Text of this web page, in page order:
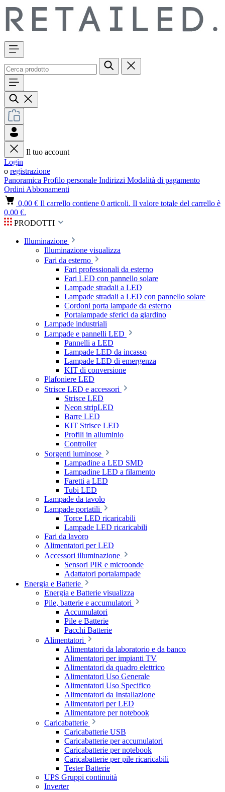
Il tuo account
Login
o registrazione
Panoramica Profilo personale Indirizzi Modalità di pagamento
Ordini Abbonamenti
0,00 € Il carrello contiene 0 articoli. Il valore totale del carrello è
0,00 €.
PRODOTTI
Illuminazione
Illuminazione visualizza
Fari da esterno
Fari professionali da esterno
Fari LED con pannello solare
Lampade stradali a LED
Lampade stradali a LED con pannello solare
Cordoni porta lampade da esterno
Portalampade sferici da giardino
Lampade industriali
Lampade e pannelli LED
Pannelli a LED
Lampade LED da incasso
Lampade LED di emergenza
KIT di conversione
Plafoniere LED
Strisce LED e accessori
Strisce LED
Neon stripLED
Barre LED
KIT Strisce LED
Profili in alluminio
Controller
Sorgenti luminose
Lampadine a LED SMD
Lampadine LED a filamento
Faretti a LED
Tubi LED
Lampade da tavolo
Lampade portatili
Torce LED ricaricabili
Lampade LED ricaricabili
Fari da lavoro
Alimentatori per LED
Accessori illuminazione
Sensori PIR e microonde
Adattatori portalampade
Energia e Batterie
Energia e Batterie visualizza
Pile, batterie e accumulatori
Accumulatori
Pile e Batterie
Pacchi Batterie
Alimentatori
Alimentatori da laboratorio e da banco
Alimentatori per impianti TV
Alimentatori da quadro elettrico
Alimentatori Uso Generale
Alimentatori Uso Specifico
Alimentatori da Installazione
Alimentatori per LED
Alimentatore per notebook
Caricabatterie
Caricabatterie USB
Caricabatterie per accumulatori
Caricabatterie per notebook
Caricabatterie per pile ricaricabili
Tester Batterie
UPS Gruppi continuità
Inverter